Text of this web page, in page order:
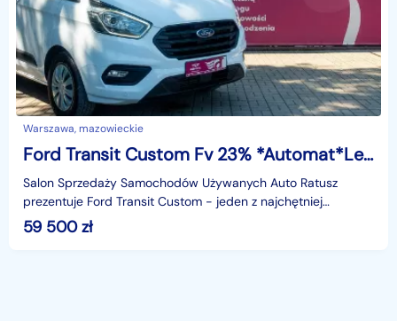
Warszawa, mazowieckie
Ford Transit Custom Fv 23% *Automat*Led*2.0 D 130KM*Serwisowany
Salon Sprzedaży Samochodów Używanych Auto Ratusz
prezentuje Ford Transit Custom - jeden z najchętniej
wybieranych samochodów dostawczych na rynku. Zyskał
uznani
59 500zł